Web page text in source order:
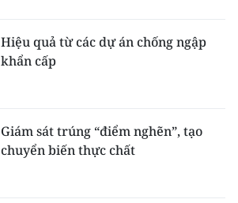
Hiệu quả từ các dự án chống ngập
khẩn cấp
Giám sát trúng “điểm nghẽn”, tạo
chuyển biến thực chất